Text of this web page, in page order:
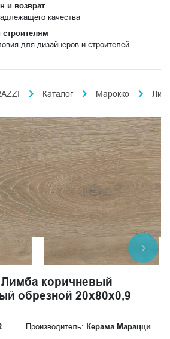
и возврат
качества
для дизайнеров и строителей
Каталог Марокко
Лимба коричневый
обрезной 20x80x0,9
Производитель: Керама Марацци